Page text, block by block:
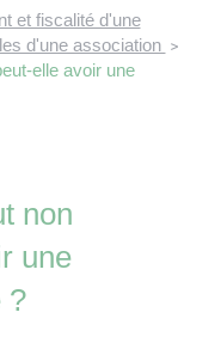
et fiscalité d'une
d'une association >
elle avoir une
non
une
?